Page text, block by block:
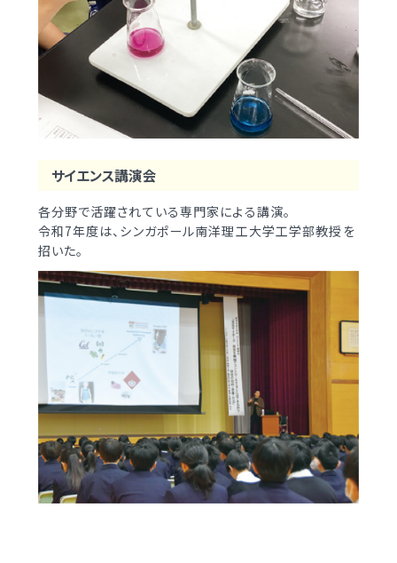
サイエンス講演会
各分野で活躍されている専門家による講演。
令和7年度は、シンガポール南洋理工大学工学部教授を
招いた。